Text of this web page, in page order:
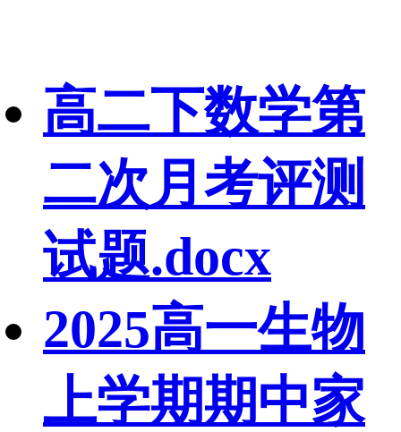
高二下数学第
二次月考评测
试题.docx
2025高一生物
上学期期中家